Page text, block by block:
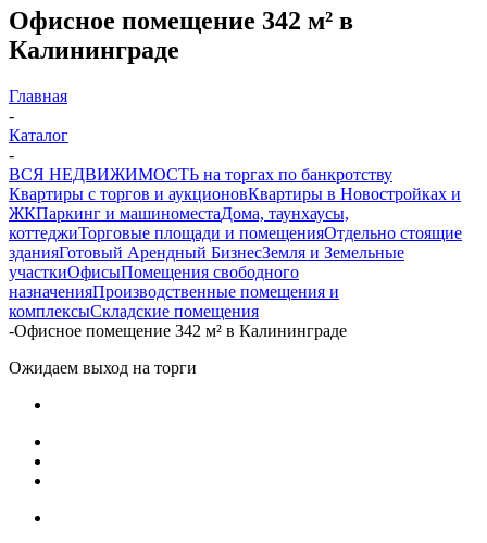
Офисное помещение 342 м² в
Калининграде
Главная
-
Каталог
-
ВСЯ НЕДВИЖИМОСТЬ на торгах по банкротству
Квартиры с торгов и аукционовКвартиры в Новостройках и
ЖКПаркинг и машиноместаДома, таунхаусы,
коттеджиТорговые площади и помещенияОтдельно стоящие
зданияГотовый Арендный БизнесЗемля и Земельные
участкиОфисыПомещения свободного
назначенияПроизводственные помещения и
комплексыСкладские помещения
-Офисное помещение 342 м² в Калининграде
Ожидаем выход на торги